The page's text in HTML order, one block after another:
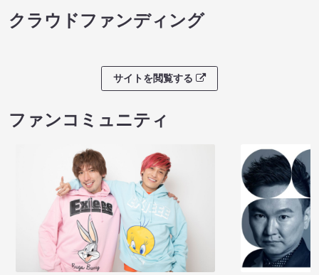
クラウドファンディング
サイトを閲覧する
ファンコミュニティ